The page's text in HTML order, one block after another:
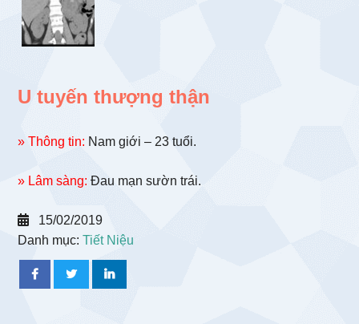
U tuyến thượng thận
» Thông tin: Nam giới – 23 tuổi.
» Lâm sàng: Đau mạn sườn trái.
15/02/2019
Danh mục:Tiết Niệu